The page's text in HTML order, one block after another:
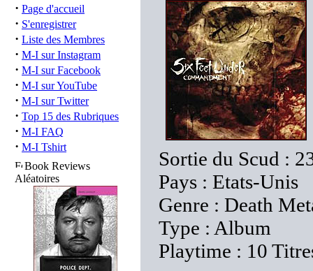
· Page d'accueil
· S'enregistrer
· Liste des Membres
· M-I sur Instagram
· M-I sur Facebook
· M-I sur YouTube
· M-I sur Twitter
· Top 15 des Rubriques
· M-I FAQ
· M-I Tshirt
Book Reviews
Aléatoires
Sortie du Scud :
Pays : Etats-Unis
Genre : Death
Type : Album
Playtime : 10